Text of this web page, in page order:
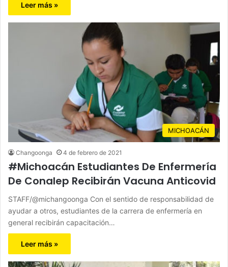
Leer más »
MICHOACÁN
Changoonga 4 de febrero de 2021
#Michoacán Estudiantes De Enfermería
De Conalep Recibirán Vacuna Anticovid
STAFF/@michangoonga Con el sentido de responsabilidad de
ayudar a otros, estudiantes de la carrera de enfermería en
general recibirán capacitación…
Leer más »